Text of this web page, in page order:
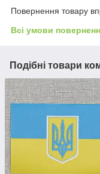
Повернення товару
Всі умови
Подібні товари